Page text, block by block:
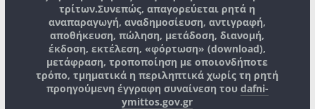
τρίτων.Συνεπώς, απαγορεύεται ρητά η
αναπαραγωγή, αναδημοσίευση, αντιγραφή,
αποθήκευση, πώληση, μετάδοση, διανομή,
έκδοση, εκτέλεση, «φόρτωση» (download),
μετάφραση, τροποποίηση με οποιονδήποτε
τρόπο, τμηματικά η περιληπτικά χωρίς τη ρητή
προηγούμενη έγγραφη συναίνεση του dafni-
ymittos.gov.gr